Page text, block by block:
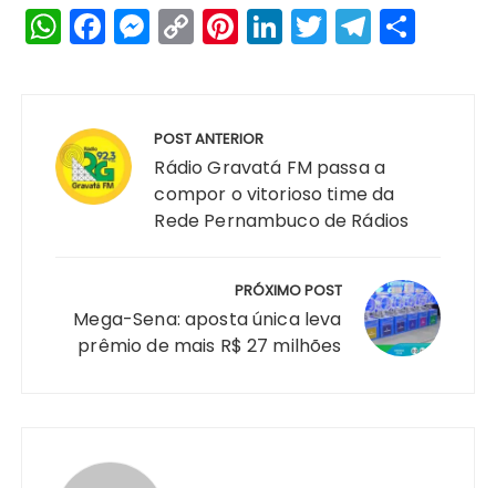
W
h
ts
A
p
F
a
e
b
o
M
e
s
e
n
g
C
o
y
Li
n
k
Pi
n
re
st
Li
n
dI
n
T
w
r
T
el
r
a
m
Post
POST ANTERIOR
Rádio Gravatá FM passa a
compor o vitorioso time da
Rede Pernambuco de Rádios
PRÓXIMO POST
Mega-Sena: aposta única leva
prêmio de mais R$ 27 milhões